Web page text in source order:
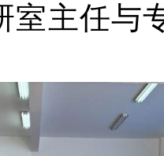
室主任与